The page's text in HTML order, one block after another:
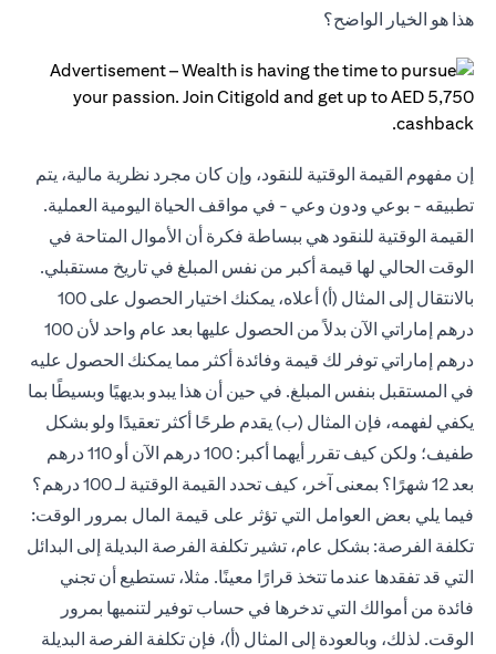
هذا هو الخيار الواضح؟
إن مفهوم القيمة الوقتية للنقود، وإن كان مجرد نظرية مالية، يتم
تطبيقه - بوعي ودون وعي - في مواقف الحياة اليومية العملية.
القيمة الوقتية للنقود هي ببساطة فكرة أن الأموال المتاحة في
الوقت الحالي لها قيمة أكبر من نفس المبلغ في تاريخ مستقبلي.
بالانتقال إلى المثال (أ) أعلاه، يمكنك اختيار الحصول على 100
درهم إماراتي الآن بدلاً من الحصول عليها بعد عام واحد لأن 100
درهم إماراتي توفر لك قيمة وفائدة أكثر مما يمكنك الحصول عليه
في المستقبل بنفس المبلغ. في حين أن هذا يبدو بديهيًا وبسيطًا بما
يكفي لفهمه، فإن المثال (ب) يقدم طرحًا أكثر تعقيدًا ولو بشكل
طفيف؛ ولكن كيف تقرر أيهما أكبر: 100 درهم الآن أو 110 درهم
بعد 12 شهرًا؟ بمعنى آخر، كيف تحدد القيمة الوقتية لـ 100 درهم؟
فيما يلي بعض العوامل التي تؤثر على قيمة المال بمرور الوقت:
تكلفة الفرصة: بشكل عام، تشير تكلفة الفرصة البديلة إلى البدائل
التي قد تفقدها عندما تتخذ قرارًا معينًا. مثلا، تستطيع أن تجني
فائدة من أموالك التي تدخرها في حساب توفير لتنميها بمرور
الوقت. لذلك، وبالعودة إلى المثال (أ)، فإن تكلفة الفرصة البديلة